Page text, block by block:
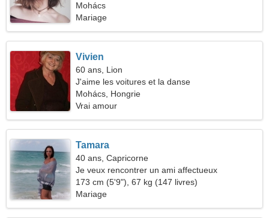
relation
Mohács
Mariage
Vivien
60 ans, Lion
J'aime les voitures et la danse
Mohács, Hongrie
Vrai amour
Tamara
40 ans, Capricorne
Je veux rencontrer un ami affectueux
173 cm (5'9"), 67 kg (147 livres)
Mariage